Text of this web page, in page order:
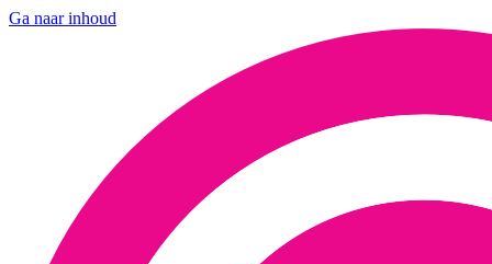
Ga naar inhoud